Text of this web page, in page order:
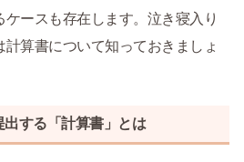
ースも存在します。泣き寝入り
計算書について知っておきましょ
する「計算書」とは